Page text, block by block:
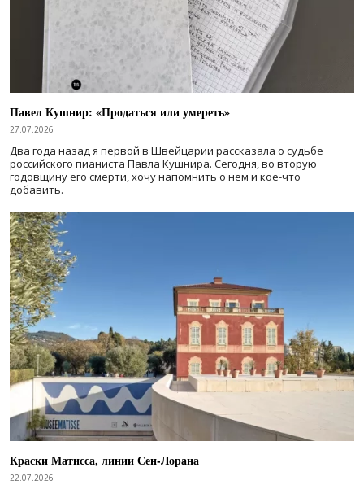
Павел Кушнир: «Продаться или умереть»
27.07.2026
Два года назад я первой в Швейцарии рассказала о судьбе
российского пианиста Павла Кушнира. Сегодня, во вторую
годовщину его смерти, хочу напомнить о нем и кое-что
добавить.
Краски Матисса, линии Сен-Лорана
22.07.2026